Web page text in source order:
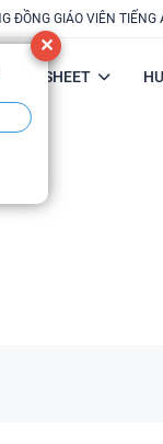
ĐỒNG GIÁO VIÊN TIẾNG
SHEET
✕